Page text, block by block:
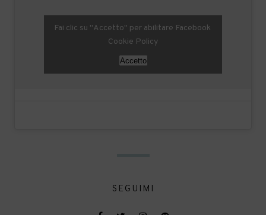
Fai clic su "Accetto" per abilitare Facebook
Cookie Policy
Accetto
SEGUIMI